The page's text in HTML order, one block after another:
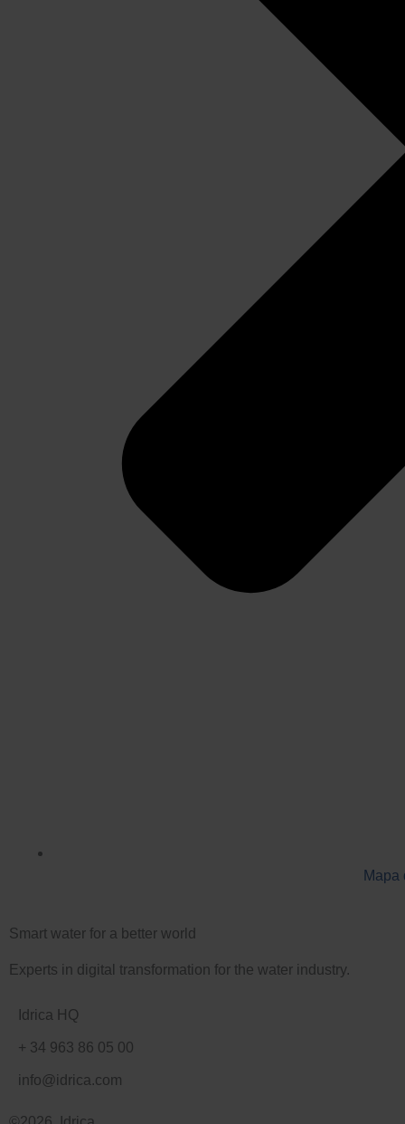
Mapa
Smart water for a better world
Experts in digital transformation for the water industry.
Idrica HQ
+ 34 963 86 05 00
info@idrica.com